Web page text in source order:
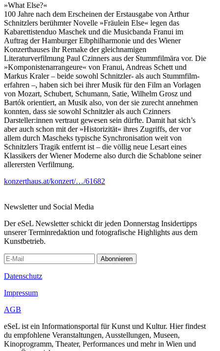
»What Else?«
100 Jahre nach dem Erscheinen der Erstausgabe von Arthur
Schnitzlers berühmter Novelle »Fräulein Else« legen das
Kabarettistenduo Maschek und die Musicbanda Franui im
Auftrag der Hamburger Elbphilharmonie und des Wiener
Konzerthauses ihr Remake der gleichnamigen
Literaturverfilmung Paul Czinners aus der Stummfilmära vor. Die
»Komponistenarrangeure« von Franui, Andreas Schett und
Markus Kraler – beide sowohl Schnitzler- als auch Stummfilm-
erfahren –, haben sich bei ihrer Musik für den Film an Vorlagen
von Mozart, Schubert, Schumann, Satie, Wilhelm Grosz und
Bartók orientiert, an Musik also, von der sie zurecht annehmen
konnten, dass sie sowohl Schnitzler als auch Czinners
Darsteller:innen vertraut gewesen sein dürfte. Damit hat sich’s
aber auch schon mit der »Historizität« ihres Zugriffs, der vor
allem durch Mascheks typische Synchronisation weit von
Schnitzlers Tragik entfernt ist – die völlig neue Lesart eines
Klassikers der Wiener Moderne also durch die Schablone seiner
allerersten Verfilmung.
konzerthaus.at/konzert/…/61682
Newsletter und Social Media
Der eSeL Newsletter schickt dir jeden Donnerstag Insidertipps
unserer Terminredaktion und fotografische Highlights aus dem
Kunstbetrieb.
Abonnieren
Datenschutz
Impressum
AGB
eSeL ist ein Informationsportal für Kunst und Kultur. Hier findest
du empfohlene Veranstaltungen, Ausstellungen, Museen,
Kinoprogramm, Theater, Performances und mehr in Wien und